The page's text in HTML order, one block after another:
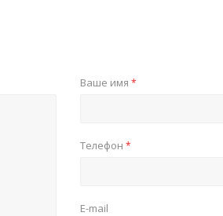
Ваше имя *
Телефон *
E-mail